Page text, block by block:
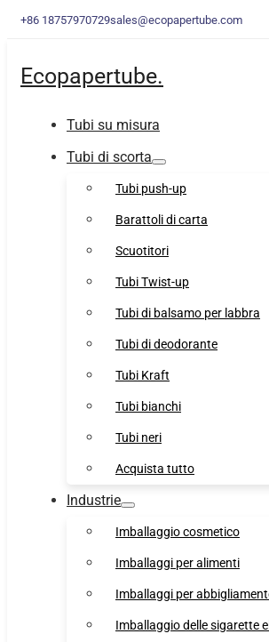
+86 18757970729sales@ecopapertube.com
Ecopapertube.
Tubi su misura
Tubi di scorta
Tubi push-up
Barattoli di carta
Scuotitori
Tubi Twist-up
Tubi di balsamo per labbra
Tubi di deodorante
Tubi Kraft
Tubi bianchi
Tubi neri
Acquista tutto
Industrie
Imballaggio cosmetico
Imballaggi per alimenti
Imballaggi per
Imballaggio delle sigarette